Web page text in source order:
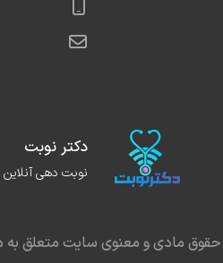
دکتر نوبت
نوبت دهی
مادی و معنوی سایت متعلق به